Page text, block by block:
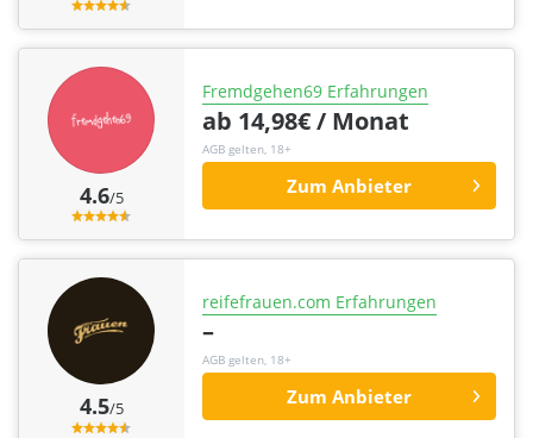
4.6/5
Fremdgehen69 Erfahrungen
ab 14,98€ / Monat
AGB gelten, 18+
Zum Anbieter
4.5/5
reifefrauen.com Erfahrungen
–
AGB gelten, 18+
Zum Anbieter